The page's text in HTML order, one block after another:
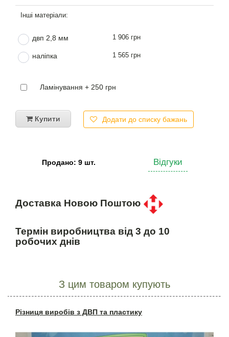
двп 2,8 мм 1 906 грн
наліпка 1 565 грн
Ламінування + 250 грн
Купити Додати до списку бажань
Продано: 9 шт. Відгуки
Доставка Новою Поштою
Термін виробництва від 3 до 10
робочих днів
З цим товаром купують
Різниця виробів з ДВП та пластику